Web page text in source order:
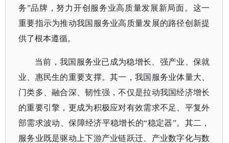
务”品牌，努力开创服务业高质量发展新局面。这一
重要指示为推动我国服务业高质量发展的路径创新提
供了根本遵循。
当前，我国服务业已成为稳增长、强产业、保就
业、惠民生的重要支撑。其一，我国服务业体量大、
门类多、融合深、韧性强，不仅是拉动我国经济增长
的重要引擎，更成为积极应对有效需求不足、平复外
部需求波动、保障经济平稳增长的“稳定器”。其二，
服务业既是驱动上下游产业链跃迁、产业数字化与数